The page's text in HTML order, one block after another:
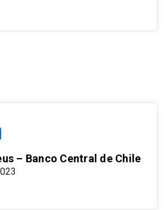
– Banco Central de Chile